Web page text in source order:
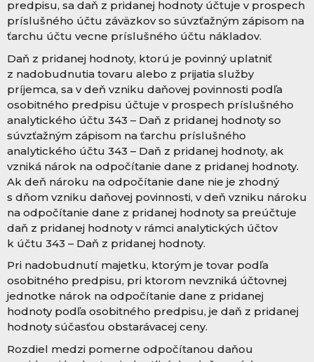
predpisu, sa daň z pridanej hodnoty účtuje v prospech
príslušného účtu záväzkov so súvzťažným zápisom na
ťarchu účtu vecne príslušného účtu nákladov.
Daň z pridanej hodnoty, ktorú je povinný uplatniť
z nadobudnutia tovaru alebo z prijatia služby
príjemca, sa v deň vzniku daňovej povinnosti podľa
osobitného predpisu účtuje v prospech príslušného
analytického účtu 343 – Daň z pridanej hodnoty so
súvzťažným zápisom na ťarchu príslušného
analytického účtu 343 – Daň z pridanej hodnoty, ak
vzniká nárok na odpočítanie dane z pridanej hodnoty.
Ak deň nároku na odpočítanie dane nie je zhodný
s dňom vzniku daňovej povinnosti, v deň vzniku nároku
na odpočítanie dane z pridanej hodnoty sa preúčtuje
daň z pridanej hodnoty v rámci analytických účtov
k účtu 343 – Daň z pridanej hodnoty.
Pri nadobudnutí majetku, ktorým je tovar podľa
osobitného predpisu, pri ktorom nevzniká účtovnej
jednotke nárok na odpočítanie dane z pridanej
hodnoty podľa osobitného predpisu, je daň z pridanej
hodnoty súčasťou obstarávacej ceny.
Rozdiel medzi pomerne odpočítanou daňou